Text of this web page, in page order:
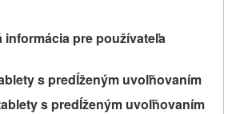
informácia pre používateľa
s predĺženým uvoľňovaním
s predĺženým uvoľňovaním